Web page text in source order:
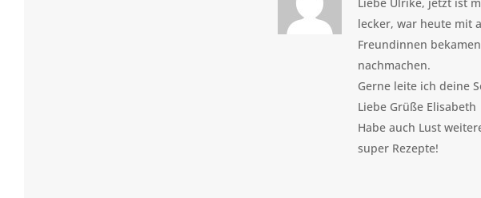
lecker, war heute mit
Freundinnen
nachmachen.
Gerne leite ich deine
Liebe Grüße Elisabeth
Habe auch Lust
super Rezepte!